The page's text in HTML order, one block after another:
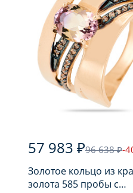
57 983 ₽96 638 ₽-
Золотое кольцо из
золота 585 пробы с